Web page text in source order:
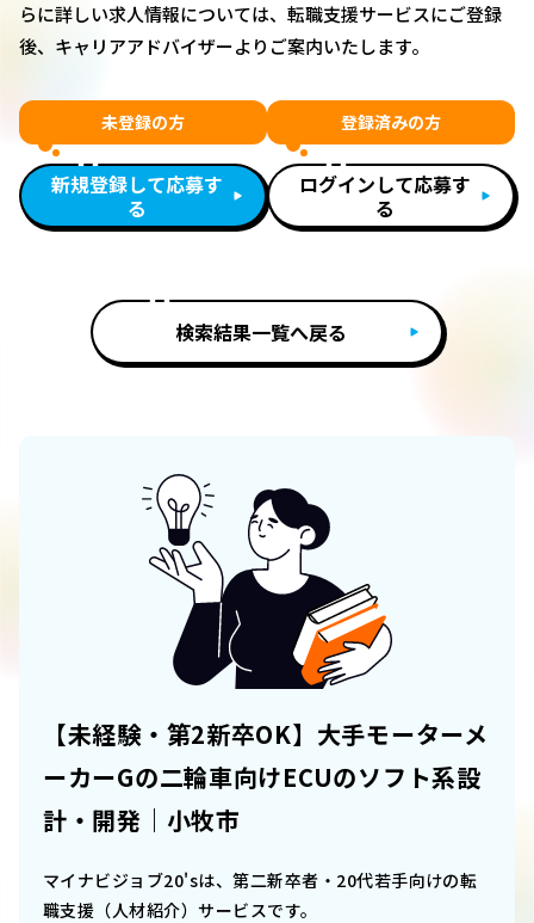
らに詳しい求人情報については、転職支援サービスにご登録
後、キャリアアドバイザーよりご案内いたします。
未登録の方
新規登録して応募す
る
登録済みの方
ログインして応募す
る
検索結果一覧へ戻る
【未経験・第2新卒OK】大手モーターメ
ーカーGの二輪車向けECUのソフト系設
計・開発｜小牧市
マイナビジョブ20'sは、第二新卒者・20代若手向けの転
職支援（人材紹介）サービスです。